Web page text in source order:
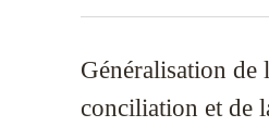
Généralisation de
conciliation et de